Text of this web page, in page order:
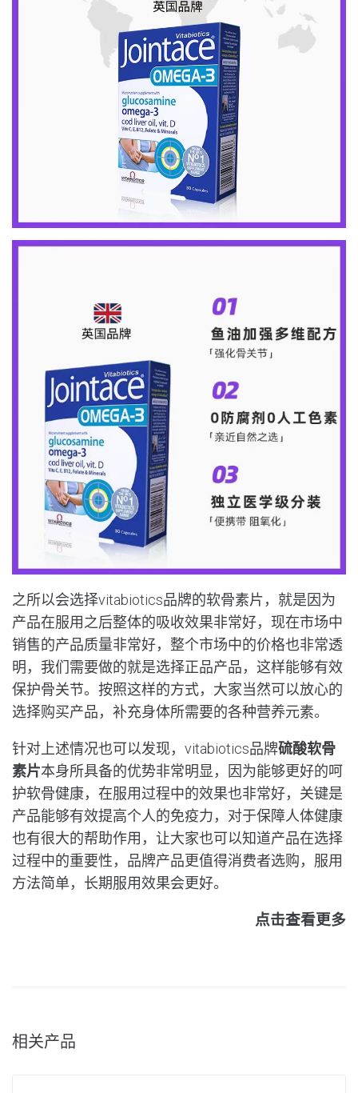
之所以会选择vitabiotics品牌的软骨素片，就是因为
产品在服用之后整体的吸收效果非常好，现在市场中
销售的产品质量非常好，整个市场中的价格也非常透
明，我们需要做的就是选择正品产品，这样能够有效
保护骨关节。按照这样的方式，大家当然可以放心的
选择购买产品，补充身体所需要的各种营养元素。
针对上述情况也可以发现，vitabiotics品牌硫酸软骨
素片本身所具备的优势非常明显，因为能够更好的呵
护软骨健康，在服用过程中的效果也非常好，关键是
产品能够有效提高个人的免疫力，对于保障人体健康
也有很大的帮助作用，让大家也可以知道产品在选择
过程中的重要性，品牌产品更值得消费者选购，服用
方法简单，长期服用效果会更好。
点击查看更多
相关产品